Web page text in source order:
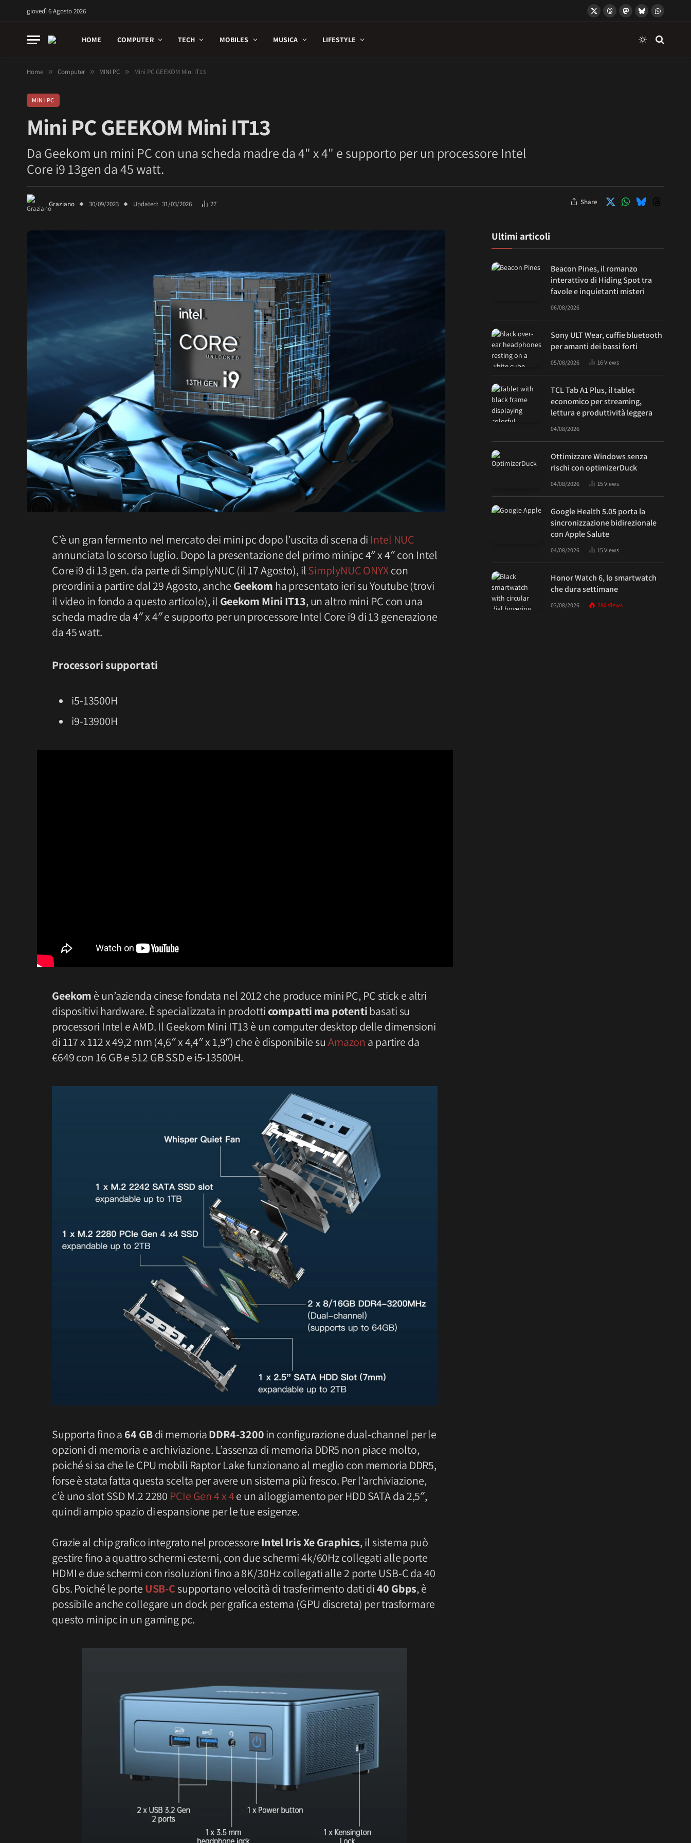
giovedì 6 Agosto 2026
X
ThreadsMastodon
BlueskyWhatsApp
HOME COMPUTER TECH MOBILES MUSICA LIFESTYLE
Home » Computer » MINI PC » Mini PC GEEKOM Mini IT13
MINI PC
Mini PC GEEKOM Mini IT13
Da Geekom un mini PC con una scheda madre da 4" x 4" e supporto per un processore Intel
Core i9 13gen da 45 watt.
Graziano 30/09/2023 Updated: 31/03/2026 27 Share
C’è un gran fermento nel mercato dei mini pc dopo l’uscita di scena di Intel NUC
annunciata lo scorso luglio. Dopo la presentazione del primo minipc 4″ x 4″ con Intel
Core i9 di 13 gen. da parte di SimplyNUC (il 17 Agosto), ilSimplyNUC ONYXcon
preordini a partire dal 29 Agosto, anche Geekom ha presentato ieri su Youtube (trovi
il video in fondo a questo articolo), il Geekom Mini IT13, un altro mini PC con una
scheda madre da 4″ x 4″ e supporto per un processore Intel Core i9 di 13 generazione
da 45 watt.
Processori supportati
i5-13500H
i9-13900H
Geekom è un’azienda cinese fondata nel 2012 che produce mini PC, PC stick e altri
dispositivi hardware. È specializzata in prodotticompatti ma potentibasati su
processori Intel e AMD. Il Geekom Mini IT13 è un computer desktop delle dimensioni
di 117 x 112 x 49,2 mm (4,6″ x 4,4″ x 1,9″) che è disponibile su Amazon a partire da
€649 con 16 GB e 512 GB SSD e i5-13500H.
Supporta fino a 64 GBdi memoriaDDR4-3200in configurazione dual-channel per le
opzioni di memoria e archiviazione. L’assenza di memoria DDR5 non piace molto,
poiché si sa che le CPU mobili Raptor Lake funzionano al meglio con memoria DDR5,
forse è stata fatta questa scelta per avere un sistema più fresco. Per l’archiviazione,
c’è uno slot SSD M.2 2280 PCIe Gen 4 x 4e un alloggiamento per HDD SATA da 2,5″,
quindi ampio spazio di espansione per le tue esigenze.
Grazie al chip grafico integrato nel processore Intel Iris Xe Graphics, il sistema può
gestire fino a quattro schermi esterni, con due schermi 4k/60Hz collegati alle porte
HDMI e due schermi con risoluzioni fino a 8K/30Hz collegati alle 2 porte USB-C da 40
Gbs. Poiché le porte USB-Csupportano velocità di trasferimento dati di40 Gbps, è
possibile anche collegare un dock per grafica esterna (GPU discreta) per trasformare
questo minipc in un gaming pc.
Ultimi articoli
Beacon Pines, il romanzo
interattivo di Hiding Spot tra
favole e inquietanti misteri
06/08/2026
Sony ULT Wear, cuffie bluetooth
per amanti dei bassi forti
05/08/2026 16Views
TCL Tab A1 Plus, il tablet
economico per streaming,
lettura e produttività leggera
04/08/2026
Ottimizzare Windows senza
rischi con optimizerDuck
04/08/2026 15Views
Google Health 5.05 porta la
sincronizzazione bidirezionale
con Apple Salute
04/08/2026 15Views
Honor Watch 6, lo smartwatch
che dura settimane
03/08/2026 280Views